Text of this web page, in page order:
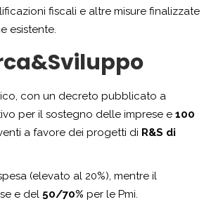
fiscali e altre misure finalizzate
esistente.
con un decreto pubblicato a
per il sostegno delle imprese e 100
a favore dei progetti di R&S di
(elevato al 20%), mentre il
e del 50/70% per le Pmi.